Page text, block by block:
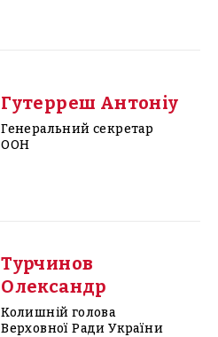
Гутерреш Антоніу
Генеральний секретар
ООН
Турчинов
Олександр
Колишній голова
Верховної Ради України